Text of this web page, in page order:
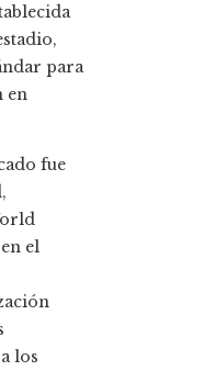
para
en
fue
el
los